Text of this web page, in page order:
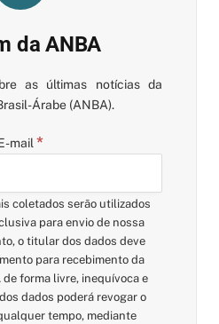
da ANBA
as últimas notícias da
Árabe (ANBA).
mail*
coletados serão utilizados
para envio de nossa
o titular dos dados deve
para recebimento da
forma livre, inequívoca e
dados poderá revogar o
tempo, mediante